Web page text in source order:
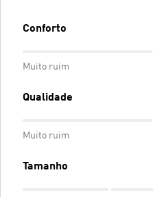
Conforto
Muito ruim
Qualidade
Muito ruim
Tamanho